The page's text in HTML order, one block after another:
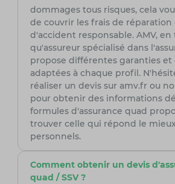
dommages tous risques, cela
de couvrir les frais de réparation
d'accident responsable. AMV, en
qu'assureur spécialisé dans
propose différentes garanties et
adaptées à chaque profil.
réaliser un devis sur amv.fr ou
pour obtenir des informations
formules d'assurance quad
trouver celle qui répond le
personnels.
Comment obtenir un devis
quad / SSV ?